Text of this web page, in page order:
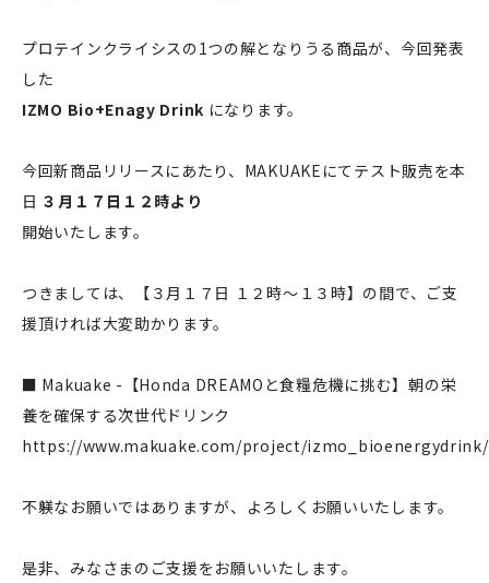
プロテインクライシスの1つの解となりうる商品が、今回発表
した
IZMO Bio+Enagy Drink になります。
今回新商品リリースにあたり、MAKUAKEにてテスト販売を本
日 ３月１７日１２時より
開始いたします。
つきましては、【３月１７日 １２時～１３時】の間で、ご支
援頂ければ大変助かります。
■ Makuake -【Honda DREAMOと食糧危機に挑む】朝の栄
養を確保する次世代ドリンク
https://www.makuake.com/project/izmo_bioenergydrink/
不躾なお願いではありますが、よろしくお願いいたします。
是非、みなさまのご支援をお願いいたします。